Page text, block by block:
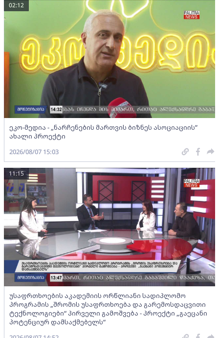
ეკო-მედია - „ნარჩენების მართვის ბიზნეს ასოციაციის”
ახალი პროექტი
02:12
2026/08/07 15:03
უსაფრთხოების აკადემიის ორწლიანი სადიპლომო
პროგრამის „შრომის უსაფრთხოება და გარემოსდაცვითი
ტექნოლოგიები“ პირველი გამოშვება - პროექტი „გაეცანი
პოტენციურ დამსაქმებელს“
11:15